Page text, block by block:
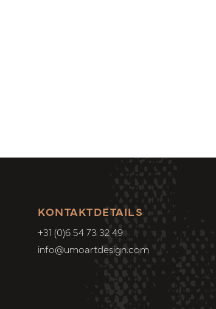
KONTAKTDETAILS
+31 (0)6 54 73 32 49
info@umoartdesign.com